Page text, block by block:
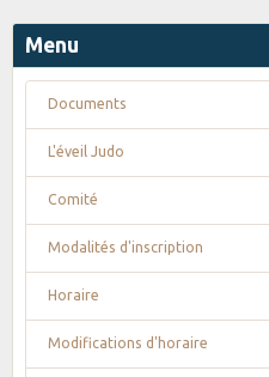
Menu
Documents
L'éveil Judo
Comité
Modalités d'inscription
Horaire
Modifications d'horaire